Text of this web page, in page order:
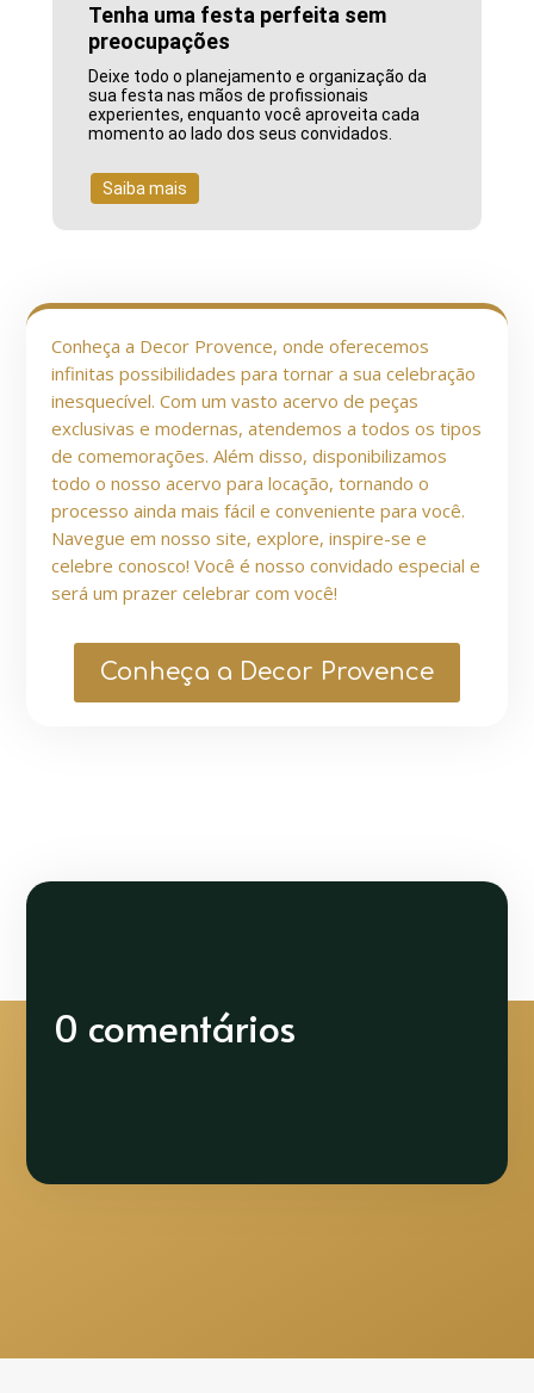
Tenha uma festa perfeita sem
preocupações
Deixe todo o planejamento e organização da
sua festa nas mãos de profissionais
experientes, enquanto você aproveita cada
momento ao lado dos seus convidados.
Saiba mais
Conheça a Decor Provence, onde oferecemos
infinitas possibilidades para tornar a sua celebração
inesquecível. Com um vasto acervo de peças
exclusivas e modernas, atendemos a todos os tipos
de comemorações. Além disso, disponibilizamos
todo o nosso acervo para locação, tornando o
processo ainda mais fácil e conveniente para você.
Navegue em nosso site, explore, inspire-se e
celebre conosco! Você é nosso convidado especial e
será um prazer celebrar com você!
Conheça a Decor Provence
0 comentários